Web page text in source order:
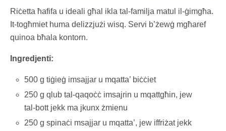
Riċetta ħafifa u ideali għal ikla tal-familja matul il-ġimgħa.
It-togħmiet huma delizzjużi wisq. Servi b’żewġ mgħaref
quinoa bħala kontorn.
Ingredjenti:
500 g tiġieġ imsajjar u mqatta’ biċċiet
250 g qlub tal-qaqoċċ imsajrin u mqattgħin, jew
tal-bott jekk ma jkunx żmienu
250 g spinaċi msajjar u mqatta’, jew iffriżat jekk